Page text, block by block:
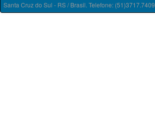
Santa Cruz do Sul - RS / Brasil. Telefone: (51)3717.7409